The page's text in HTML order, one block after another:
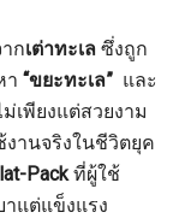
กเต่าทะเล ซึ่งถูก
า“ขยะทะเล” และ
เพียงแต่สวยงาม
านจริงในชีวิตยุค
Packที่ผู้ใช้
าแต่แข็งแรง